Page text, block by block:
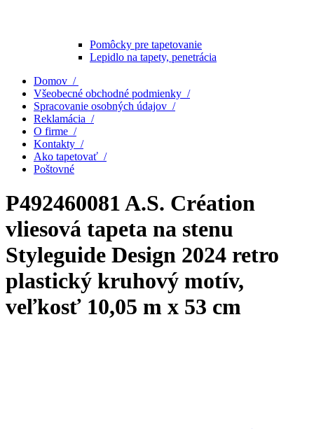
Pomôcky pre tapetovanie
Lepidlo na tapety, penetrácia
Domov /
Všeobecné obchodné podmienky /
Spracovanie osobných údajov /
Reklamácia /
O firme /
Kontakty /
Ako tapetovať /
Poštovné
P492460081 A.S. Création
vliesová tapeta na stenu
Styleguide Design 2024 retro
plastický kruhový motív,
veľkosť 10,05 m x 53 cm